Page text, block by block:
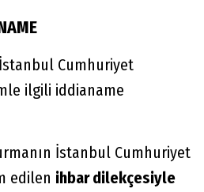
Cumhuriyet
ilgili iddianame
İstanbul Cumhuriyet
edilen ihbar dilekçesiyle